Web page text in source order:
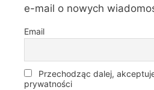
e-mail o nowych
Email
Przechodząc dalej,
prywatności